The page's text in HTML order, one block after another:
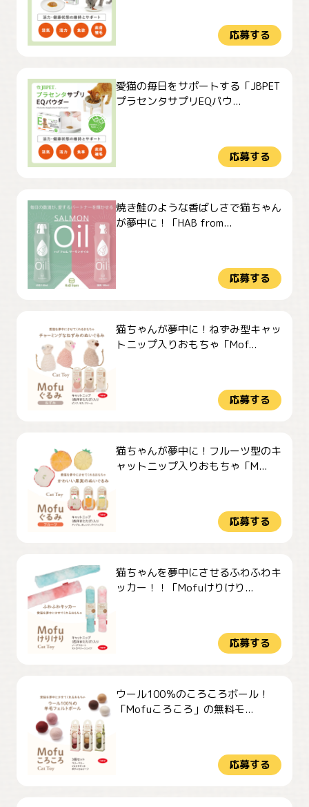
応募する
愛猫の毎日をサポートする「JBPET
プラセンタサプリEQパウ...
応募する
焼き鮭のような香ばしさで猫ちゃん
が夢中に！「HAB from...
応募する
猫ちゃんが夢中に！ねずみ型キャッ
トニップ入りおもちゃ「Mof...
応募する
猫ちゃんが夢中に！フルーツ型のキ
ャットニップ入りおもちゃ「M...
応募する
猫ちゃんを夢中にさせるふわふわキ
ッカー！！「Mofuけりけり...
応募する
ウール100％のころころボール！
「Mofuころころ」の無料モ...
応募する